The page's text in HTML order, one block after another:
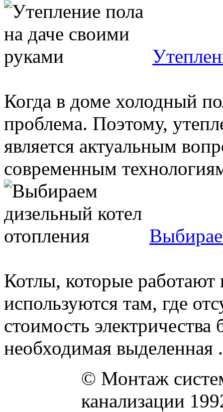
Когда в доме холодный
проблема. Поэтому,
является актуальным
современным
Котлы, которые работают
используются там, где
стоимость электричества
необходимая выделенная
© Монтаж
канализации